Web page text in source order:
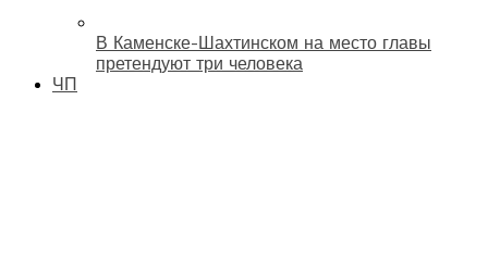
В Каменске-Шахтинском на место главы
претендуют три человека
ЧП